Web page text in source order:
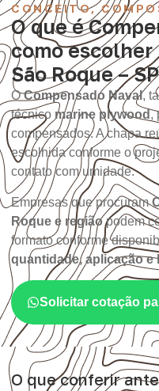
CONCEITO,
O que é
como escolher
São Roque –
OCompensado Naval,
técnico marine plywood,
compensados. A chapa
escolhida conforme o
contato com umidade.
Empresas que procuram
Roque e regiãopodem
formato conforme
quantidade, aplicação e
Solicitar cotação
O que conferir